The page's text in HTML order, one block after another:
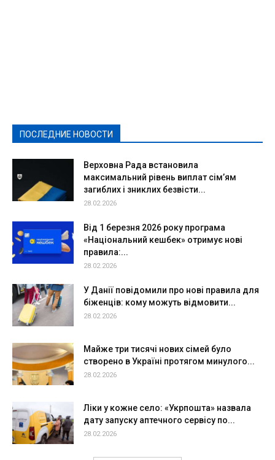
ПОСЛЕДНИЕ НОВОСТИ
Верховна Рада встановила
максимальний рівень виплат сім’ям
загиблих і зниклих безвісти...
28.02.2026
Від 1 березня 2026 року програма
«Національний кешбек» отримує нові
правила:...
28.02.2026
У Данії повідомили про нові правила для
біженців: кому можуть відмовити...
28.02.2026
Майже три тисячі нових сімей було
створено в Україні протягом минулого...
28.02.2026
Ліки у кожне село: «Укрпошта» назвала
дату запуску аптечного сервісу по...
28.02.2026